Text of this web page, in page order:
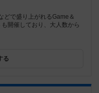
どで盛り上がれるGame＆
開催しており、大人数から
る